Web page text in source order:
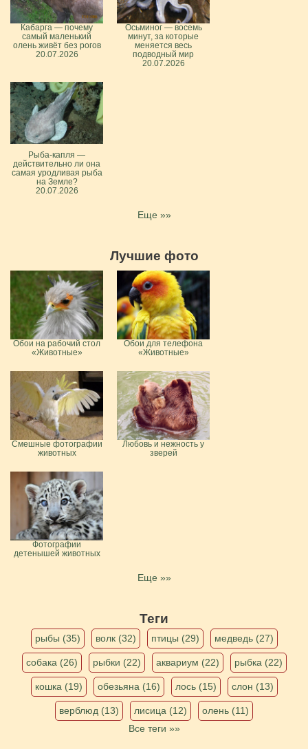
Кабарга — почему
самый маленький
олень живёт без рогов
20.07.2026
Осьминог — восемь
минут, за которые
меняется весь
подводный мир
20.07.2026
Рыба-капля —
действительно ли она
самая уродливая рыба
на Земле?
20.07.2026
Еще »»
Лучшие фото
Обои на рабочий стол
«Животные»
Обои для телефона
«Животные»
Смешные фотографии
животных
Любовь и нежность у
зверей
Фотографии
детенышей животных
Еще »»
Теги
рыбы (35) волк (32) птицы (29) медведь (27)
собака (26) рыбки (22) аквариум (22) рыбка (22)
кошка (19) обезьяна (16) лось (15) слон (13)
верблюд (13) лисица (12)
олень (11)
Все теги »»